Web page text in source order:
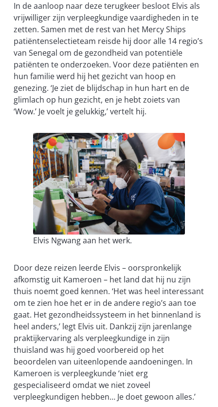
In de aanloop naar deze terugkeer besloot Elvis als
vrijwilliger zijn verpleegkundige vaardigheden in te
zetten. Samen met de rest van het Mercy Ships
patiëntenselectieteam reisde hij door alle 14 regio’s
van Senegal om de gezondheid van potentiële
patiënten te onderzoeken. Voor deze patiënten en
hun familie werd hij het gezicht van hoop en
genezing. ‘Je ziet de blijdschap in hun hart en de
glimlach op hun gezicht, en je hebt zoiets van
‘Wow.’ Je voelt je gelukkig,’ vertelt hij.
Elvis Ngwang aan het werk.
Door deze reizen leerde Elvis – oorspronkelijk
afkomstig uit Kameroen – het land dat hij nu zijn
thuis noemt goed kennen. ‘Het was heel interessant
om te zien hoe het er in de andere regio’s aan toe
gaat. Het gezondheidssysteem in het binnenland is
heel anders,’ legt Elvis uit. Dankzij zijn jarenlange
praktijkervaring als verpleegkundige in zijn
thuisland was hij goed voorbereid op het
beoordelen van uiteenlopende aandoeningen. In
Kameroen is verpleegkunde ‘niet erg
gespecialiseerd omdat we niet zoveel
verpleegkundigen hebben… Je doet gewoon alles.’